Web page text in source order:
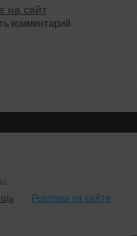
на сайт
комментарий
Реклама на сайте